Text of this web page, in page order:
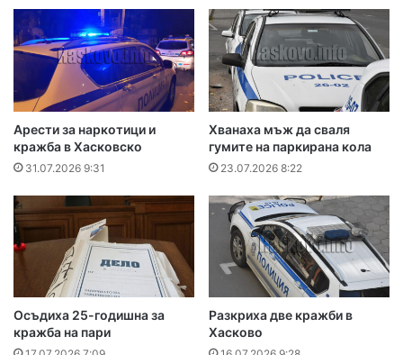
Арести за наркотици и
кражба в Хасковско
31.07.2026 9:31
Хванаха мъж да сваля
гумите на паркирана кола
23.07.2026 8:22
Осъдиха 25-годишна за
кражба на пари
Разкриха две кражби в
Хасково